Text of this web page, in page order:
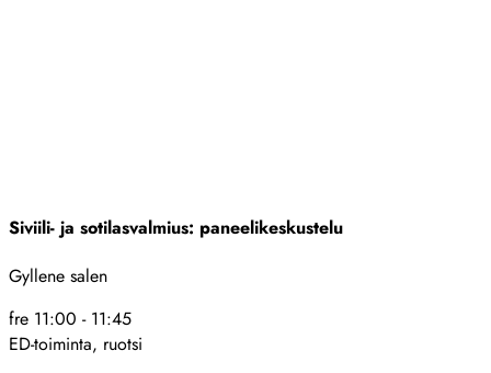
Siviili- ja sotilasvalmius: paneelikeskustelu
Gyllene salen
fre 11:00 - 11:45
ED-toiminta, ruotsi